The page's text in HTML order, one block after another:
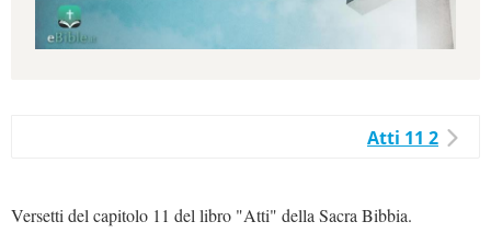
Atti 11 2
Versetti del capitolo 11 del libro "Atti" della Sacra Bibbia.